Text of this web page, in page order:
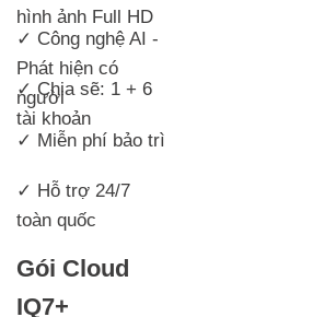
hình ảnh Full HD
✓ Công nghệ AI -
Phát hiện có
người
✓ Chia sẽ: 1 + 6
tài khoản
✓ Miễn phí bảo trì
✓ Hỗ trợ 24/7
toàn quốc
Gói Cloud
IQ7+